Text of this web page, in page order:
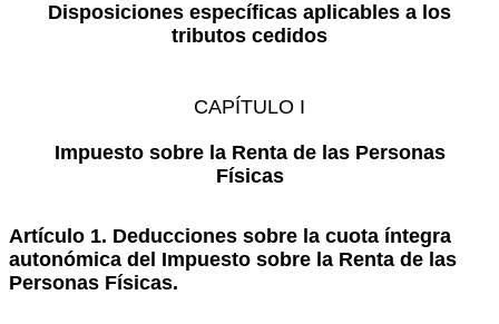
Disposiciones específicas aplicables a los
tributos cedidos
CAPÍTULO I
Impuesto sobre la Renta de las Personas
Físicas
Artículo 1. Deducciones sobre la cuota íntegra
autonómica del Impuesto sobre la Renta de las
Personas Físicas.